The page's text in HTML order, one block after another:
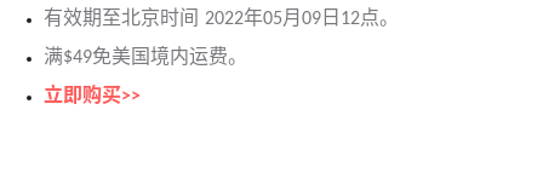
有效期至北京时间 2022年05月09日12点。
满$49免美国境内运费。
立即购买>>